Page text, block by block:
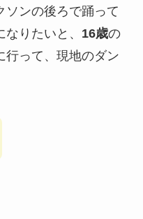
ソンの後ろで踊って
りたいと、 16歳の
行って、現地のダン